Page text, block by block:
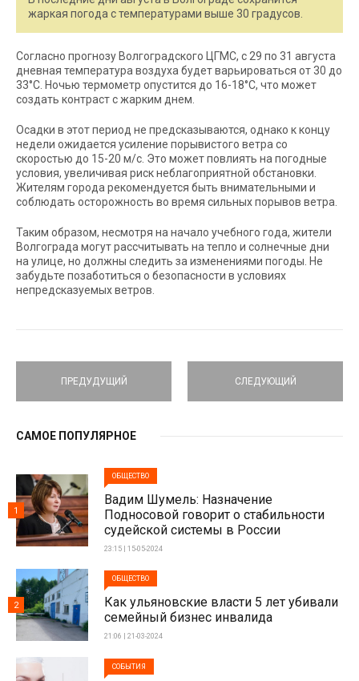
жаркая погода с температурами выше 30 градусов.
Согласно прогнозу Волгоградского ЦГМС, с 29 по 31 августа
дневная температура воздуха будет варьироваться от 30 до
33°C. Ночью термометр опустится до 16-18°C, что может
создать контраст с жарким днем.
Осадки в этот период не предсказываются, однако к концу
недели ожидается усиление порывистого ветра со
скоростью до 15-20 м/с. Это может повлиять на погодные
условия, увеличивая риск неблагоприятной обстановки.
Жителям города рекомендуется быть внимательными и
соблюдать осторожность во время сильных порывов ветра.
Таким образом, несмотря на начало учебного года, жители
Волгограда могут рассчитывать на тепло и солнечные дни
на улице, но должны следить за изменениями погоды. Не
забудьте позаботиться о безопасности в условиях
непредсказуемых ветров.
ПРЕДУДУЩИЙ СЛЕДУЮЩИЙ
САМОЕ ПОПУЛЯРНОЕ
ОБЩЕСТВО
Вадим Шумель: Назначение
Подносовой говорит о стабильности
судейской системы в России
23:15 | 15-05-2024
1
ОБЩЕСТВО
Как ульяновские власти 5 лет убивали
семейный бизнес инвалида
21:06 | 21-03-2024
2
СОБЫТИЯ